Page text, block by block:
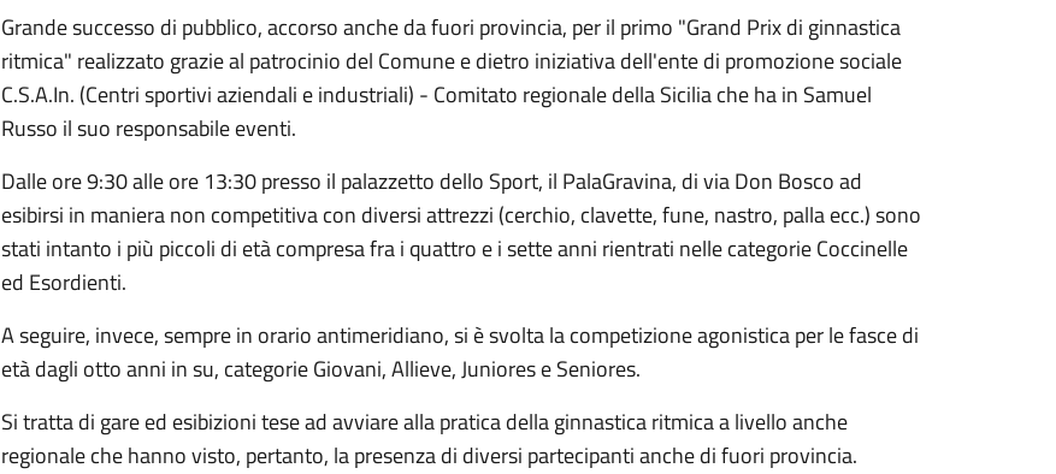
Grande successo di pubblico, accorso anche da fuori provincia, per il primo "Grand Prix di ginnastica
ritmica" realizzato grazie al patrocinio del Comune e dietro iniziativa dell'ente di promozione sociale
C.S.A.In. (Centri sportivi aziendali e industriali) - Comitato regionale della Sicilia che ha in Samuel
Russo il suo responsabile eventi.
Dalle ore 9:30 alle ore 13:30 presso il palazzetto dello Sport, il PalaGravina, di via Don Bosco ad
esibirsi in maniera non competitiva con diversi attrezzi (cerchio, clavette, fune, nastro, palla ecc.) sono
stati intanto i più piccoli di età compresa fra i quattro e i sette anni rientrati nelle categorie Coccinelle
ed Esordienti.
A seguire, invece, sempre in orario antimeridiano, si è svolta la competizione agonistica per le fasce di
età dagli otto anni in su, categorie Giovani, Allieve, Juniores e Seniores.
Si tratta di gare ed esibizioni tese ad avviare alla pratica della ginnastica ritmica a livello anche
regionale che hanno visto, pertanto, la presenza di diversi partecipanti anche di fuori provincia.